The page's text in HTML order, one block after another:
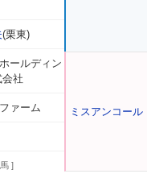
(栗東)
ールディン
社
ァーム
]
ミスアンコール